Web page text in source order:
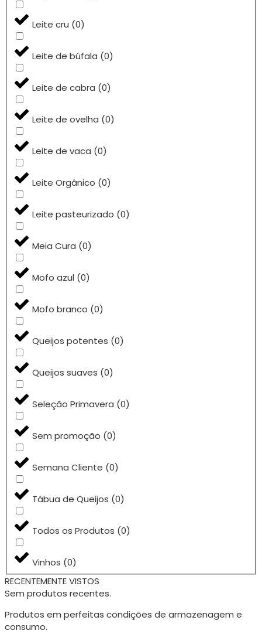
Leite cru (0)
Leite de búfala (0)
Leite de cabra (0)
Leite de ovelha (0)
Leite de vaca (0)
Leite Orgânico (0)
Leite pasteurizado (0)
Meia Cura (0)
Mofo azul (0)
Mofo branco (0)
Queijos potentes (0)
Queijos suaves (0)
Seleção Primavera (0)
Sem promoção (0)
Semana Cliente (0)
Tábua de Queijos (0)
Todos os Produtos (0)
Vinhos (0)
RECENTEMENTE VISTOS
Sem produtos recentes.
Produtos em perfeitas condições de armazenagem e
consumo.